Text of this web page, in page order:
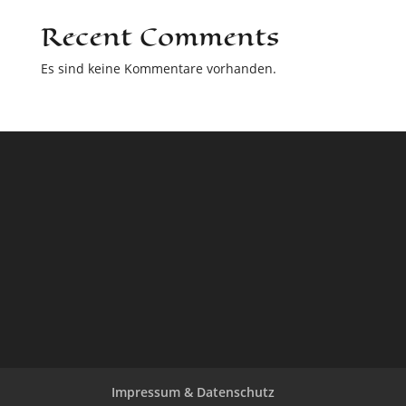
Recent Comments
Es sind keine Kommentare vorhanden.
Impressum & Datenschutz